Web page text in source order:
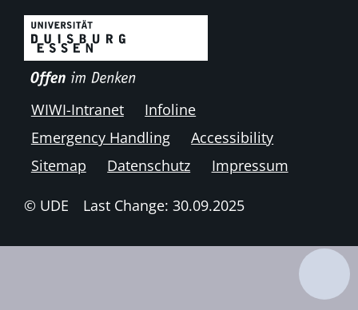
WIWI-Intranet
Infoline
Emergency Handling
Accessibility
Sitemap
Datenschutz Impressum
© UDE Last Change: 30.09.2025